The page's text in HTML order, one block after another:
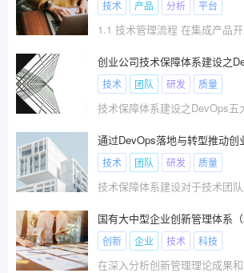
技术 产品 分析 平台
技术 团队 研发 质量
技术保障体系建设之DevOps五
技术 团队 研发 质量
国有大中型企业创新管理体系（
创新 企业 技术 科技